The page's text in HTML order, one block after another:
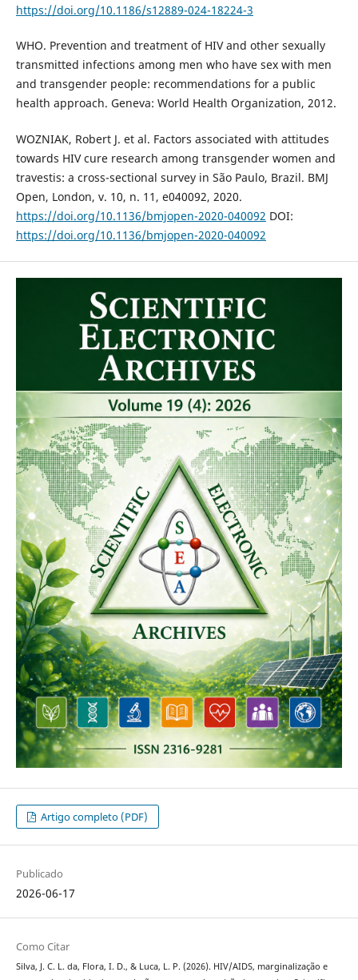
https://doi.org/10.1186/s12889-024-18224-3
WHO. Prevention and treatment of HIV and other sexually
transmitted infections among men who have sex with men
and transgender people: recommendations for a public
health approach. Geneva: World Health Organization, 2012.
WOZNIAK, Robert J. et al. Factors associated with attitudes
towards HIV cure research among transgender women and
travestis: a cross-sectional survey in São Paulo, Brazil. BMJ
Open, London, v. 10, n. 11, e040092, 2020.
https://doi.org/10.1136/bmjopen-2020-040092 DOI:
https://doi.org/10.1136/bmjopen-2020-040092
Artigo completo (PDF)
Publicado
2026-06-17
Como Citar
Silva, J. C. L. da, Flora, I. D., & Luca, L. P. (2026). HIV/AIDS, marginalização e